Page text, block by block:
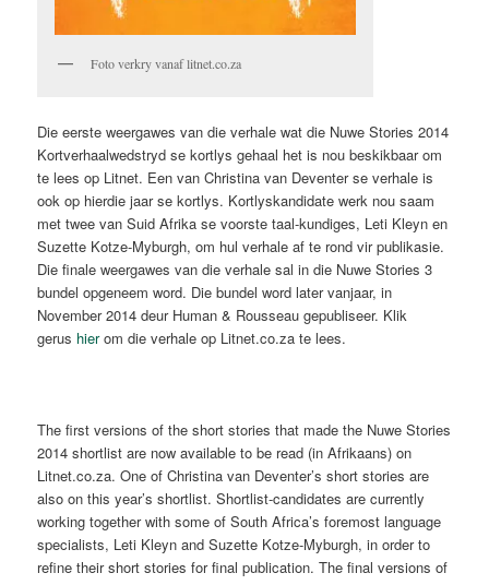
Foto verkry vanaf litnet.co.za
Die eerste weergawes van die verhale wat die Nuwe Stories 2014
Kortverhaalwedstryd se kortlys gehaal het is nou beskikbaar om
te lees op Litnet. Een van Christina van Deventer se verhale is
ook op hierdie jaar se kortlys. Kortlyskandidate werk nou saam
met twee van Suid Afrika se voorste taal-kundiges, Leti Kleyn en
Suzette Kotze-Myburgh, om hul verhale af te rond vir publikasie.
Die finale weergawes van die verhale sal in die Nuwe Stories 3
bundel opgeneem word. Die bundel word later vanjaar, in
November 2014 deur Human & Rousseau gepubliseer. Klik
gerus hierom die verhale op Litnet.co.za te lees.
The first versions of the short stories that made the Nuwe Stories
2014 shortlist are now available to be read (in Afrikaans) on
Litnet.co.za. One of Christina van Deventer’s short stories are
also on this year’s shortlist. Shortlist-candidates are currently
working together with some of South Africa’s foremost language
specialists, Leti Kleyn and Suzette Kotze-Myburgh, in order to
refine their short stories for final publication. The final versions of